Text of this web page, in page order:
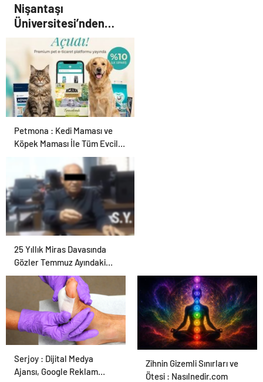
Nişantaşı
Üniversitesi’nden
2026 YKS Adaylarına
Çifte Güvence: Sabit
Ücret ve Kesintisiz
Burs
Petmona : Kedi Maması ve
Köpek Maması İle Tüm Evcil
25 Yıllık Miras Davasında
Gözler Temmuz Ayındaki
Karar Duruşmasına Çevrildi
Ortopodoloji İle Diyabetik
Ayak Yarası Tedavisi
Zihnin Gizemli Sınırları ve
Ötesi : Nasılnedir.com
Serjoy : Dijital Medya
Ajansı, Google Reklam